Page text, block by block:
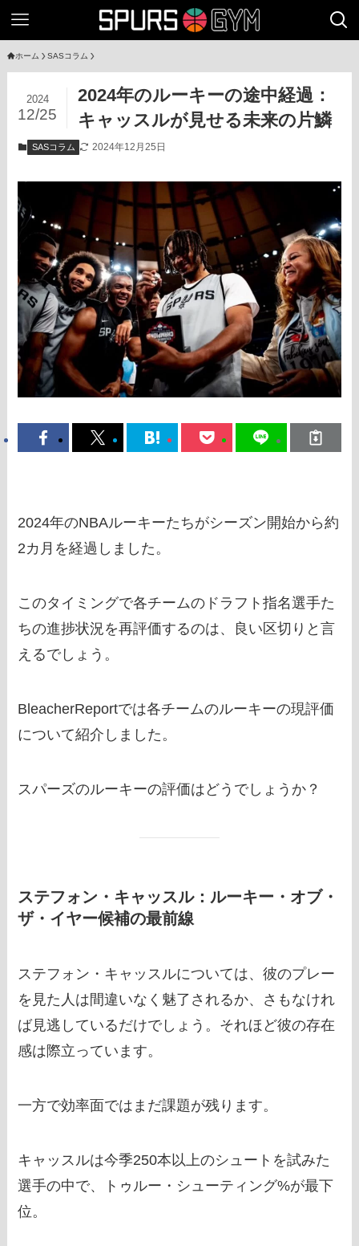
ホーム SASコラム
2024年のルーキーの途中経過：
キャッスルが見せる未来の片鱗
2024
12/25
SASコラム 2024年12月25日
2024年のNBAルーキーたちがシーズン開始から約
2カ月を経過しました。
このタイミングで各チームのドラフト指名選手た
ちの進捗状況を再評価するのは、良い区切りと言
えるでしょう。
BleacherReportでは各チームのルーキーの現評価
について紹介しました。
スパーズのルーキーの評価はどうでしょうか？
ステフォン・キャッスル：ルーキー・オブ・
ザ・イヤー候補の最前線
ステフォン・キャッスルについては、彼のプレー
を見た人は間違いなく魅了されるか、さもなけれ
ば見逃しているだけでしょう。それほど彼の存在
感は際立っています。
一方で効率面ではまだ課題が残ります。
キャッスルは今季250本以上のシュートを試みた
選手の中で、トゥルー・シューティング%が最下
位。